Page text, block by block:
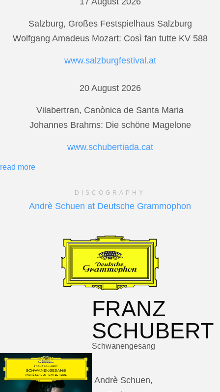
Salzburg, Großes Festspielhaus Salzburg
Wolfgang Amadeus Mozart: Così fan tutte KV 588
www.salzburgfestival.at
20 August 2026
Vilabertran, Canònica de Santa Maria
Johannes Brahms: Die schöne Magelone
www.schubertiada.cat
read more
DISCOGRAPHY
Andrè Schuen at Deutsche Grammophon
FRANZ
SCHUBERT
Schwanengesang
Andrè Schuen,